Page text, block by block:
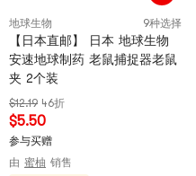
地球生物 9种选择
【日本直邮】 日本 地球生物
安速地球制药 老鼠捕捉器老鼠
夹 2个装
$12.19 46折
$5.50
参与买赠
由 蜜柚 销售